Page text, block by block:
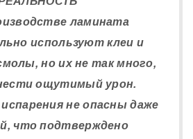
ламината
используют клеи и
но их не так много,
ощутимый урон.
не опасны даже
что подтверждено